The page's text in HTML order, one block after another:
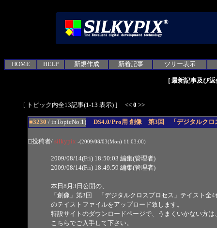
HOME HELP 新規作成 新着記事 ツリー表示
[ 最新記事及び
[ トピック内全13記事(1-13 表示) ] << 0 >>
■3230 / inTopicNo.1) DS4.0/Pro用 創像 第3回 「デジタルクロ
□投稿者/ silkypix -(2009/08/03(Mon) 11:03:00)
2009/08/14(Fri) 18:50:03 編集(管理者)
2009/08/14(Fri) 18:49:59 編集(管理者)
本日8月3日公開の、
「創像」第3回 「デジタルクロスプロセス」テイスト全4
のテイストファイルをアップロード致します。
特設サイトのダウンロードページで、うまくいかない方は
こちらでご入手して下さい。